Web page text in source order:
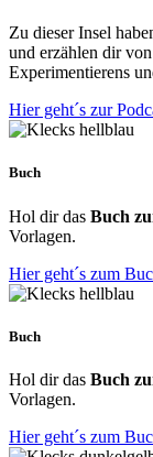
Zu dieser Insel
und erzählen dir
Experimentierens
Hier geht´s zur
Buch
Hol dir das Buch
Vorlagen.
Hier geht´s zum
Buch
Hol dir das Buch
Vorlagen.
Hier geht´s zum